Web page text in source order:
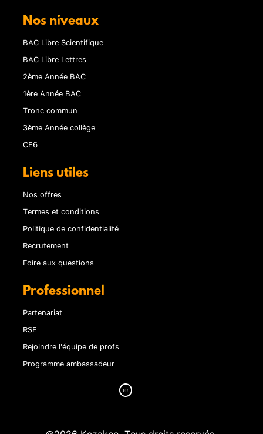
Nos niveaux
BAC Libre Scientifique
BAC Libre Lettres
2ème Année BAC
1ère Année BAC
Tronc commun
3ème Année collège
CE6
Liens utiles
Nos offres
Termes et conditions
Politique de confidentialité
Recrutement
Foire aux questions
Professionnel
Partenariat
RSE
Rejoindre l'équipe de profs
Programme ambassadeur